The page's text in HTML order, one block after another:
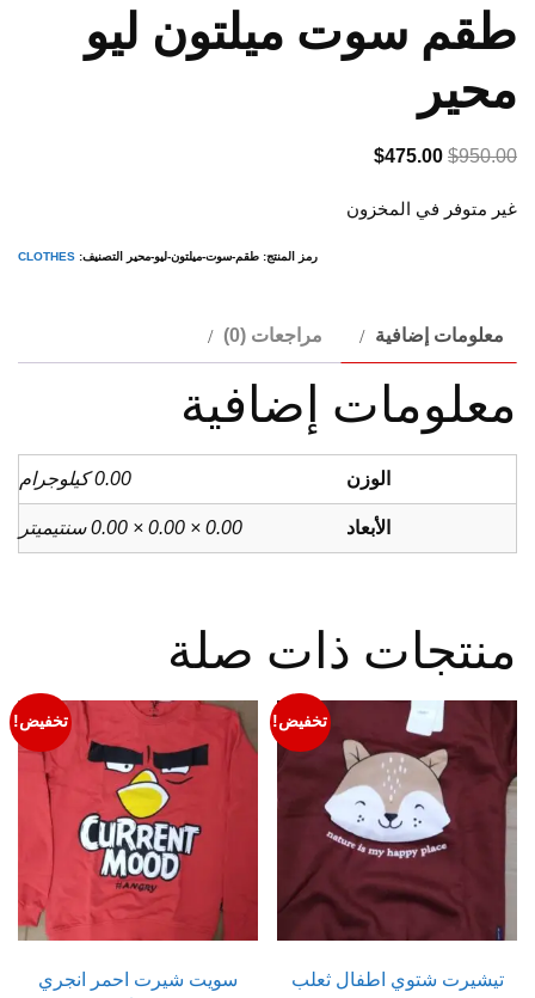
طقم سوت ميلتون ليو
محير
$950.00
السعر
هو:
$475.00 السعر
هو:
غير متوفر في المخزون
رمز المنتج: طقم-سوت-ميلتون-ليو-محير التصنيف: CLOTHES
معلومات إضافية مراجعات (0)
معلومات إضافية
الوزن 0.00 كيلوجرام
الأبعاد 0.00 × 0.00 × 0.00 سنتيميتر
منتجات ذات صلة
تخفيض!
تيشيرت شتوي اطفال ثعلب
تخفيض!
سويت شيرت احمر انجري